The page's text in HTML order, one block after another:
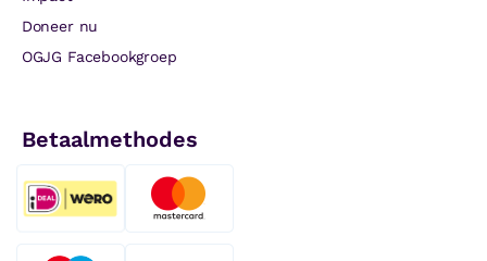
Doneer nu
OGJG Facebookgroep
Betaalmethodes